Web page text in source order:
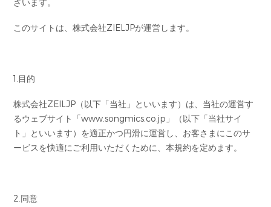
ざいます。
このサイトは、株式会社ZIELJPが運営します。
1.目的
株式会社ZEILJP（以下「当社」といいます）は、当社の運営す
るウェブサイト「www.songmics.co.jp」（以下「当社サイ
ト」といいます）を適正かつ円滑に運営し、お客さまにこのサ
ービスを快適にご利用いただくために、本規約を定めます。
2.同意